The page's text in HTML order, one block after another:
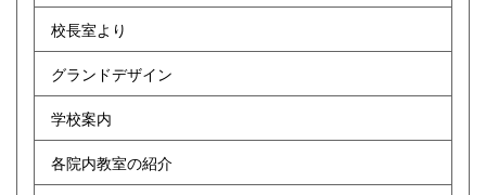
校長室より
グランドデザイン
学校案内
各院内教室の紹介